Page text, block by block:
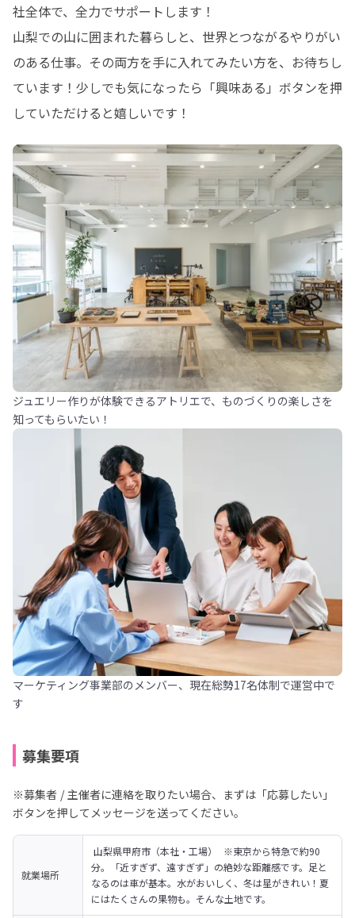
社全体で、全力でサポートします！
山梨での山に囲まれた暮らしと、世界とつながるやりがい
のある仕事。その両方を手に入れてみたい方を、お待ちし
ています！少しでも気になったら「興味ある」ボタンを押
していただけると嬉しいです！
ジュエリー作りが体験できるアトリエで、ものづくりの楽しさを
知ってもらいたい！
マーケティング事業部のメンバー、現在総勢17名体制で運営中で
す
募集要項
※募集者 / 主催者に連絡を取りたい場合、まずは「応募したい」
ボタンを押してメッセージを送ってください。
就業場所
分。「近すぎず、遠すぎず」の絶妙な距離感です。足と
なるのは車が基本。水がおいしく、冬は星がきれい！夏
にはたくさんの果物も。そんな土地です。